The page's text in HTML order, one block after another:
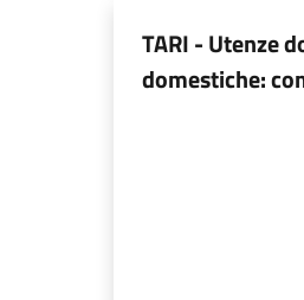
TARI - Utenze
domestiche: